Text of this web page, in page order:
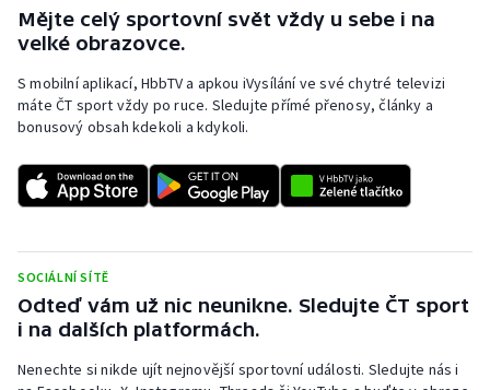
Mějte celý sportovní svět vždy u sebe i na
velké obrazovce.
S mobilní aplikací, HbbTV a apkou iVysílání ve své chytré televizi
máte ČT sport vždy po ruce. Sledujte přímé přenosy, články a
bonusový obsah kdekoli a kdykoli.
SOCIÁLNÍ SÍTĚ
Odteď vám už nic neunikne. Sledujte ČT sport
i na dalších platformách.
Nenechte si nikde ujít nejnovější sportovní události. Sledujte nás i